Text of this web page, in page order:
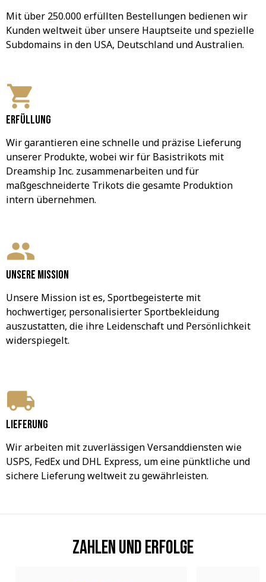
Mit über 250.000 erfüllten Bestellungen bedienen wir
Kunden weltweit über unsere Hauptseite und spezielle
Subdomains in den USA, Deutschland und Australien.
Erfüllung
Wir garantieren eine schnelle und präzise Lieferung
unserer Produkte, wobei wir für Basistrikots mit
Dreamship Inc. zusammenarbeiten und für
maßgeschneiderte Trikots die gesamte Produktion
intern übernehmen.
Unsere Mission
Unsere Mission ist es, Sportbegeisterte mit
hochwertiger, personalisierter Sportbekleidung
auszustatten, die ihre Leidenschaft und Persönlichkeit
widerspiegelt.
Lieferung
Wir arbeiten mit zuverlässigen Versanddiensten wie
USPS, FedEx und DHL Express, um eine pünktliche und
sichere Lieferung weltweit zu gewährleisten.
Zahlen und Erfolge